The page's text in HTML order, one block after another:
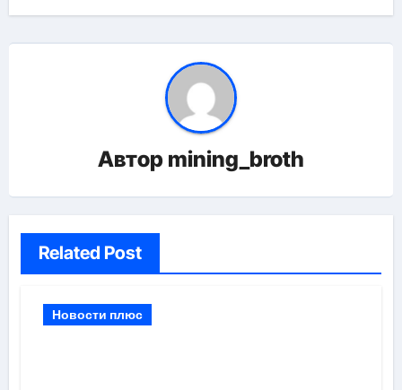
Автор mining_broth
Related Post
Новости плюс